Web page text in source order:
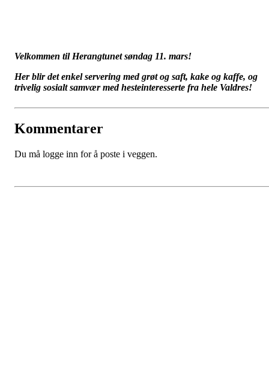
Velkommen til Herangtunet søndag 11. mars!
Her blir det enkel servering med grøt og saft, kake og kaffe, og
trivelig sosialt samvær med hesteinteresserte fra hele Valdres!
Kommentarer
Du må logge inn for å poste i veggen.